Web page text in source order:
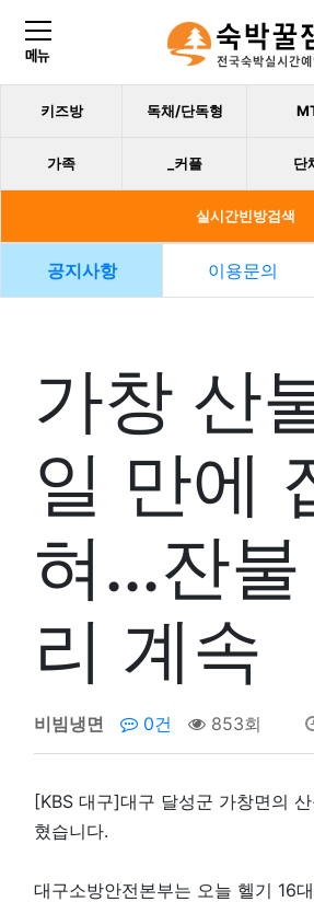
키즈방 독채/단독형
가족 _커플 단
실시간빈방검색
공지사항 이용문의
가창 산
일 만에
혀…잔불
리 계속
비빔냉면 0건 853회
[KBS 대구]대구 달성군 가창면의
혔습니다.
대구소방안전본부는 오늘 헬기 16